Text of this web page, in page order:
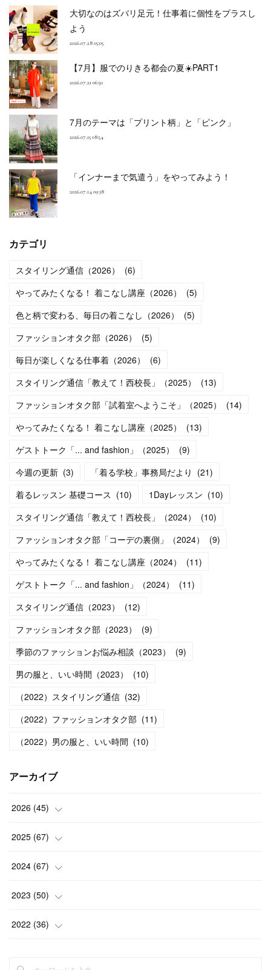
大切なのはズバリ足元！仕事着に個性をプラスし
よう
2026.07.28 05:05
【7月】服でのりきる都会の夏☀️PART1
2026.07.21 06:50
7月のテーマは「プリント柄」と「ピンク」
2026.07.15 08:54
「インナーまで気遣う」をやってみよう！
2026.07.14 09:38
カテゴリ
スタイリング通信（2026） (6)
やってみたくなる！ 着こなし講座（2026）
(5)
色と柄で変わる、毎日の着こなし（2026）
(5)
ファッションオタク部（2026）
(5)
毎日が楽しくなる仕事着（2026）
(6)
スタイリング通信「教えて！西校長」（2025）
(13)
ファッションオタク部「試着室へようこそ」（2025）
(14)
やってみたくなる！ 着こなし講座（2025）
(13)
ゲストトーク「... and fashion」（2025）
(9)
今週の更新 (3) 「着る学校」事務局だより (21)
着るレッスン 基礎コース (10) 1Dayレッスン (10)
スタイリング通信「教えて！西校長」（2024）
(10)
ファッションオタク部「コーデの裏側」（2024）
(9)
やってみたくなる！ 着こなし講座（2024）
(11)
ゲストトーク「... and fashion」（2024）
(11)
スタイリング通信（2023）
(12)
ファッションオタク部（2023）
(9)
季節のファッションお悩み相談（2023）
(9)
男の服と、いい時間（2023）
(10)
（2022）スタイリング通信 (32)
（2022）ファッションオタク部 (11)
（2022）男の服と、いい時間 (10)
アーカイブ
2026 (45)
(1)
(5)
(5)
(5)
2025 (67)
(4)
(9)
(6)
2024 (67)
(7)
(5)
2023 (50)
(5)
2022 (36)